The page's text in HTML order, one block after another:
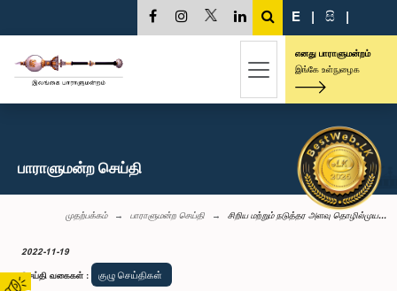
E | සි |
எனது பாராளுமன்றம்
இங்கே உள்நுழைக
பாராளுமன்ற செய்தி
முதற்பக்கம் பாராளுமன்ற செய்தி சிறிய மற்றும் நடுத்தர அளவு தொழில்முய...
2022-11-19
செய்தி வகைகள் : குழு செய்திகள்